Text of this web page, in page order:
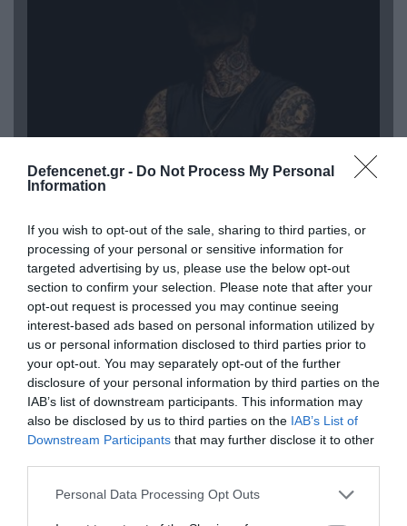
Defencenet.gr - Do Not Process My Personal
Information
If you wish to opt-out of the sale, sharing to third parties, or
processing of your personal or sensitive information for
targeted advertising by us, please use the below opt-out
section to confirm your selection. Please note that after your
opt-out request is processed you may continue seeing
interest-based ads based on personal information utilized by
us or personal information disclosed to third parties prior to
your opt-out. You may separately opt-out of the further
disclosure of your personal information by third parties on the
IAB’s list of downstream participants. This information may
also be disclosed by us to third parties on the IAB’s List of
Downstream Participants that may further disclose it to other
Please note that this website/app uses one or more Google
Personal Data Processing Opt Outs
«Η απόλυτη τραγωδία»: Η «αιχμηρή» ανάρτηση
του Αρκά για τα τατουάζ (φωτο)
07.08.2026 | 20:02